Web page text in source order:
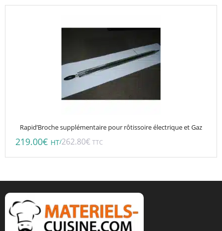
Rapid’Broche supplémentaire pour rôtissoire électrique et Gaz
219.00€ HT/262.80€ TTC